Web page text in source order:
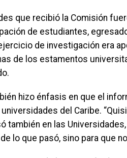
que recibió la Comisión
de estudiantes,
de investigación era
de los estamentos
hizo énfasis en que el
del Caribe.
también en las
lo que pasó, sino para que